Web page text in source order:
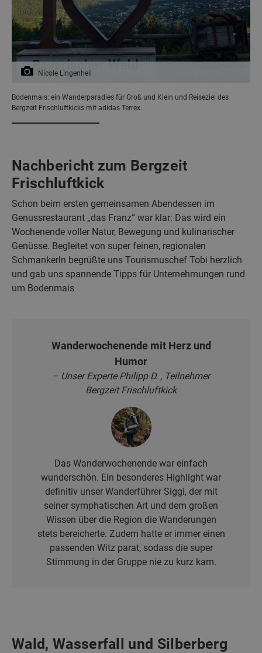
Nicole Lingenheil
Bodenmais: ein Wanderparadies für Groß und Klein und Reiseziel des
Bergzeit Frischluftkicks mit adidas Terrex.
Nachbericht zum Bergzeit
Frischluftkick
Schon beim ersten gemeinsamen Abendessen im
Genussrestaurant „das Franz“ war klar: Das wird ein
Wochenende voller Natur, Bewegung und kulinarischer
Genüsse. Begleitet von super feinen, regionalen
Schmankerln begrüßte uns Tourismuschef Tobi herzlich
und gab uns spannende Tipps für Unternehmungen rund
um Bodenmais
Wanderwochenende mit Herz und
Humor
– Unser Experte Philipp D. , Teilnehmer
Bergzeit Frischluftkick
Das Wanderwochenende war einfach
wunderschön. Ein besonderes Highlight war
definitiv unser Wanderführer Siggi, der mit
seiner symphatischen Art und dem großen
Wissen über die Region die Wanderungen
stets bereicherte. Zudem hatte er immer einen
passenden Witz parat, sodass die super
Stimmung in der Gruppe nie zu kurz kam.
Wald, Wasserfall und Silberberg